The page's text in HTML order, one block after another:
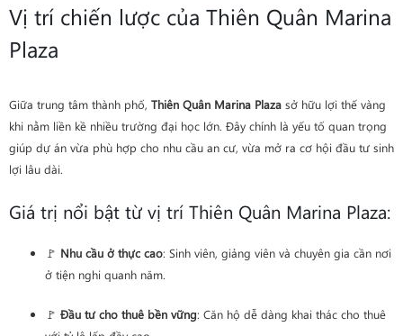
Vị trí chiến lược của Thiên Quân Marina
Plaza
Giữa trung tâm thành phố, Thiên Quân Marina Plaza sở hữu lợi thế vàng
khi nằm liền kề nhiều trường đại học lớn. Đây chính là yếu tố quan trọng
giúp dự án vừa phù hợp cho nhu cầu an cư, vừa mở ra cơ hội đầu tư sinh
lợi lâu dài.
Giá trị nổi bật từ vị trí Thiên Quân Marina Plaza:
🚩 Nhu cầu ở thực cao: Sinh viên, giảng viên và chuyên gia cần nơi
ở tiện nghi quanh năm.
🚩 Đầu tư cho thuê bền vững: Căn hộ dễ dàng khai thác cho thuê